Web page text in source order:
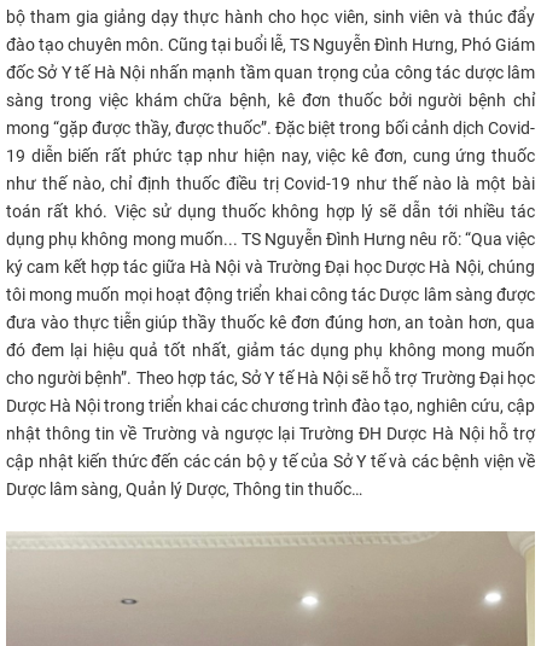
bộ tham gia giảng dạy thực hành cho học viên, sinh viên và thúc đẩy
đào tạo chuyên môn. Cũng tại buổi lễ, TS Nguyễn Đình Hưng, Phó Giám
đốc Sở Y tế Hà Nội nhấn mạnh tầm quan trọng của công tác dược lâm
sàng trong việc khám chữa bệnh, kê đơn thuốc bởi người bệnh chỉ
mong “gặp được thầy, được thuốc”. Đặc biệt trong bối cảnh dịch Covid-
19 diễn biến rất phức tạp như hiện nay, việc kê đơn, cung ứng thuốc
như thế nào, chỉ định thuốc điều trị Covid-19 như thế nào là một bài
toán rất khó. Việc sử dụng thuốc không hợp lý sẽ dẫn tới nhiều tác
dụng phụ không mong muốn... TS Nguyễn Đình Hưng nêu rõ: “Qua việc
ký cam kết hợp tác giữa Hà Nội và Trường Đại học Dược Hà Nội, chúng
tôi mong muốn mọi hoạt động triển khai công tác Dược lâm sàng được
đưa vào thực tiễn giúp thầy thuốc kê đơn đúng hơn, an toàn hơn, qua
đó đem lại hiệu quả tốt nhất, giảm tác dụng phụ không mong muốn
cho người bệnh”. Theo hợp tác, Sở Y tế Hà Nội sẽ hỗ trợ Trường Đại học
Dược Hà Nội trong triển khai các chương trình đào tạo, nghiên cứu, cập
nhật thông tin về Trường và ngược lại Trường ĐH Dược Hà Nội hỗ trợ
cập nhật kiến thức đến các cán bộ y tế của Sở Y tế và các bệnh viện về
Dược lâm sàng, Quản lý Dược, Thông tin thuốc…